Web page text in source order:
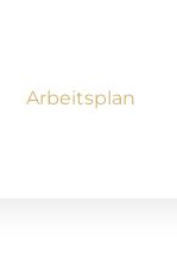
Arbeitsplan